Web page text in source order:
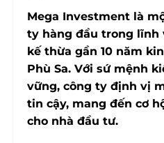
Mega Investment là
ty hàng đầu trong lĩnh
kế thừa gần 10 năm
Phù Sa. Với sứ mệnh
vững, công ty định vị
tin cậy, mang đến cơ
cho nhà đầu tư.